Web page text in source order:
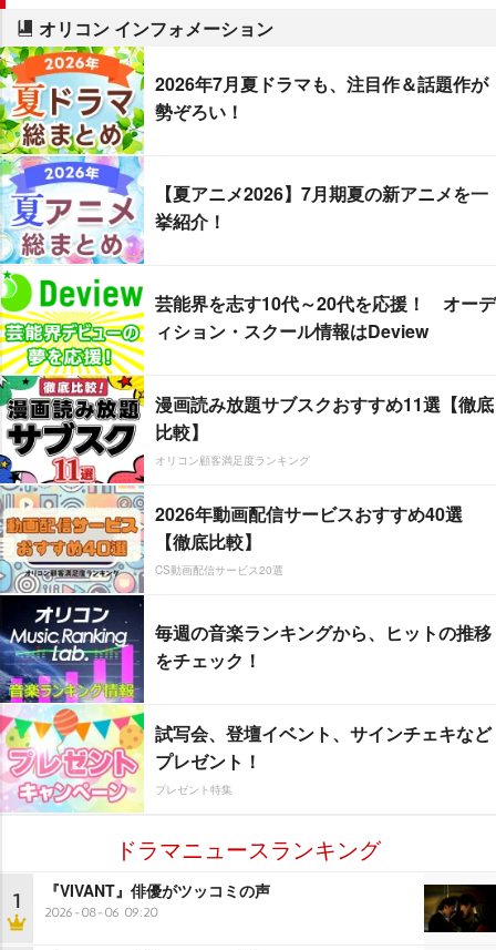
オリコン インフォメーション
2026年7月夏ドラマも、注目作＆話題作が
勢ぞろい！
【夏アニメ2026】7月期夏の新アニメを一
挙紹介！
芸能界を志す10代～20代を応援！ オーデ
ィション・スクール情報はDeview
漫画読み放題サブスクおすすめ11選【徹底
比較】
オリコン顧客満足度ランキング
2026年動画配信サービスおすすめ40選
【徹底比較】
CS動画配信サービス20選
毎週の音楽ランキングから、ヒットの推移
をチェック！
試写会、登壇イベント、サインチェキなど
プレゼント！
プレゼント特集
ドラマニュースランキング
1 『VIVANT』俳優がツッコミの声
2026-08-06 09:20